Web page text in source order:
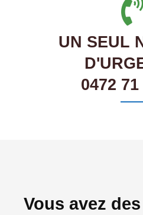
UN SEUL
0472
Vous avez